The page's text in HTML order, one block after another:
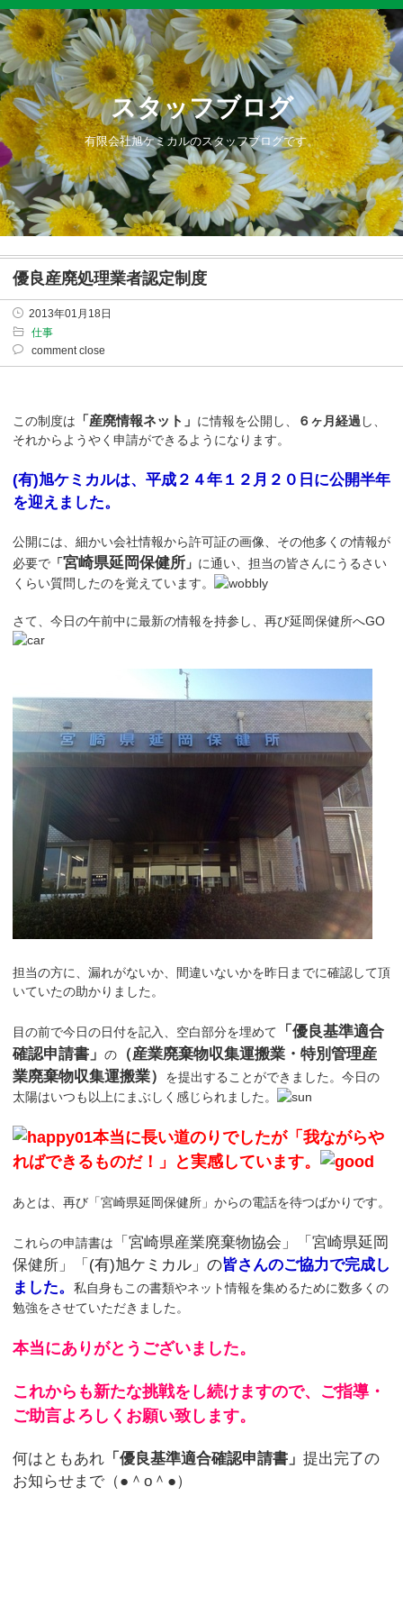
スタッフブログ
有限会社旭ケミカルのスタッフブログです。
優良産廃処理業者認定制度
2013年01月18日
仕事
comment close
この制度は 「産廃情報ネット」 に情報を公開し、 ６ヶ月経過し、
それからようやく申請ができるようになります。
(有)旭ケミカルは、平成２４年１２月２０日に公開半年
を迎えました。
公開には、細かい会社情報から許可証の画像、その他多くの情報が
必要で 「宮崎県延岡保健所 」 に通い、担当の皆さんにうるさい
くらい質問したのを覚えています。
さて、今日の午前中に最新の情報を持参し、再び延岡保健所へGO
担当の方に、漏れがないか、間違いないかを昨日までに確認して頂
いていたの助かりました。
目の前で今日の日付を記入、空白部分を埋めて
「優良基準適合
確認申請書」 の （産業廃棄物収集運搬業・特別管理産
業廃棄物収集運搬業）
を提出することができました。今日の
太陽はいつも以上にまぶしく感じられました。
本当に長い道のりでしたが「我ながらや
ればできるものだ！」と実感しています。
あとは、再び「宮崎県延岡保健所」からの電話を待つばかりです。
これらの申請書は
「宮崎県産業廃棄物協会」「宮崎県延岡
保健所」「 (有)旭ケミカル」の皆さんのご協力で完成し
ました。 私自身もこの書類やネット情報を集めるために数多くの
勉強をさせていただきました。
本当にありがとうございました。
これからも新たな挑戦をし続けますので、ご指導・
ご助言よろしくお願い致します。
何はともあれ 「優良基準適合確認申請書」 提出完了の
お知らせまで（●＾o＾●）